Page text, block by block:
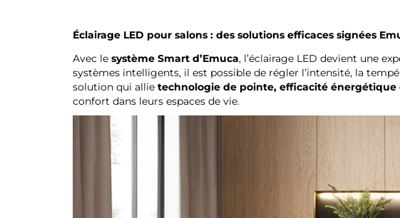
Éclairage LED pour salons : des solutions efficaces signées
Avec le système Smart d’Emuca, l’éclairage LED devient une
systèmes intelligents, il est possible de régler l’intensité, la
solution qui allie technologie de pointe, efficacité
confort dans leurs espaces de vie.